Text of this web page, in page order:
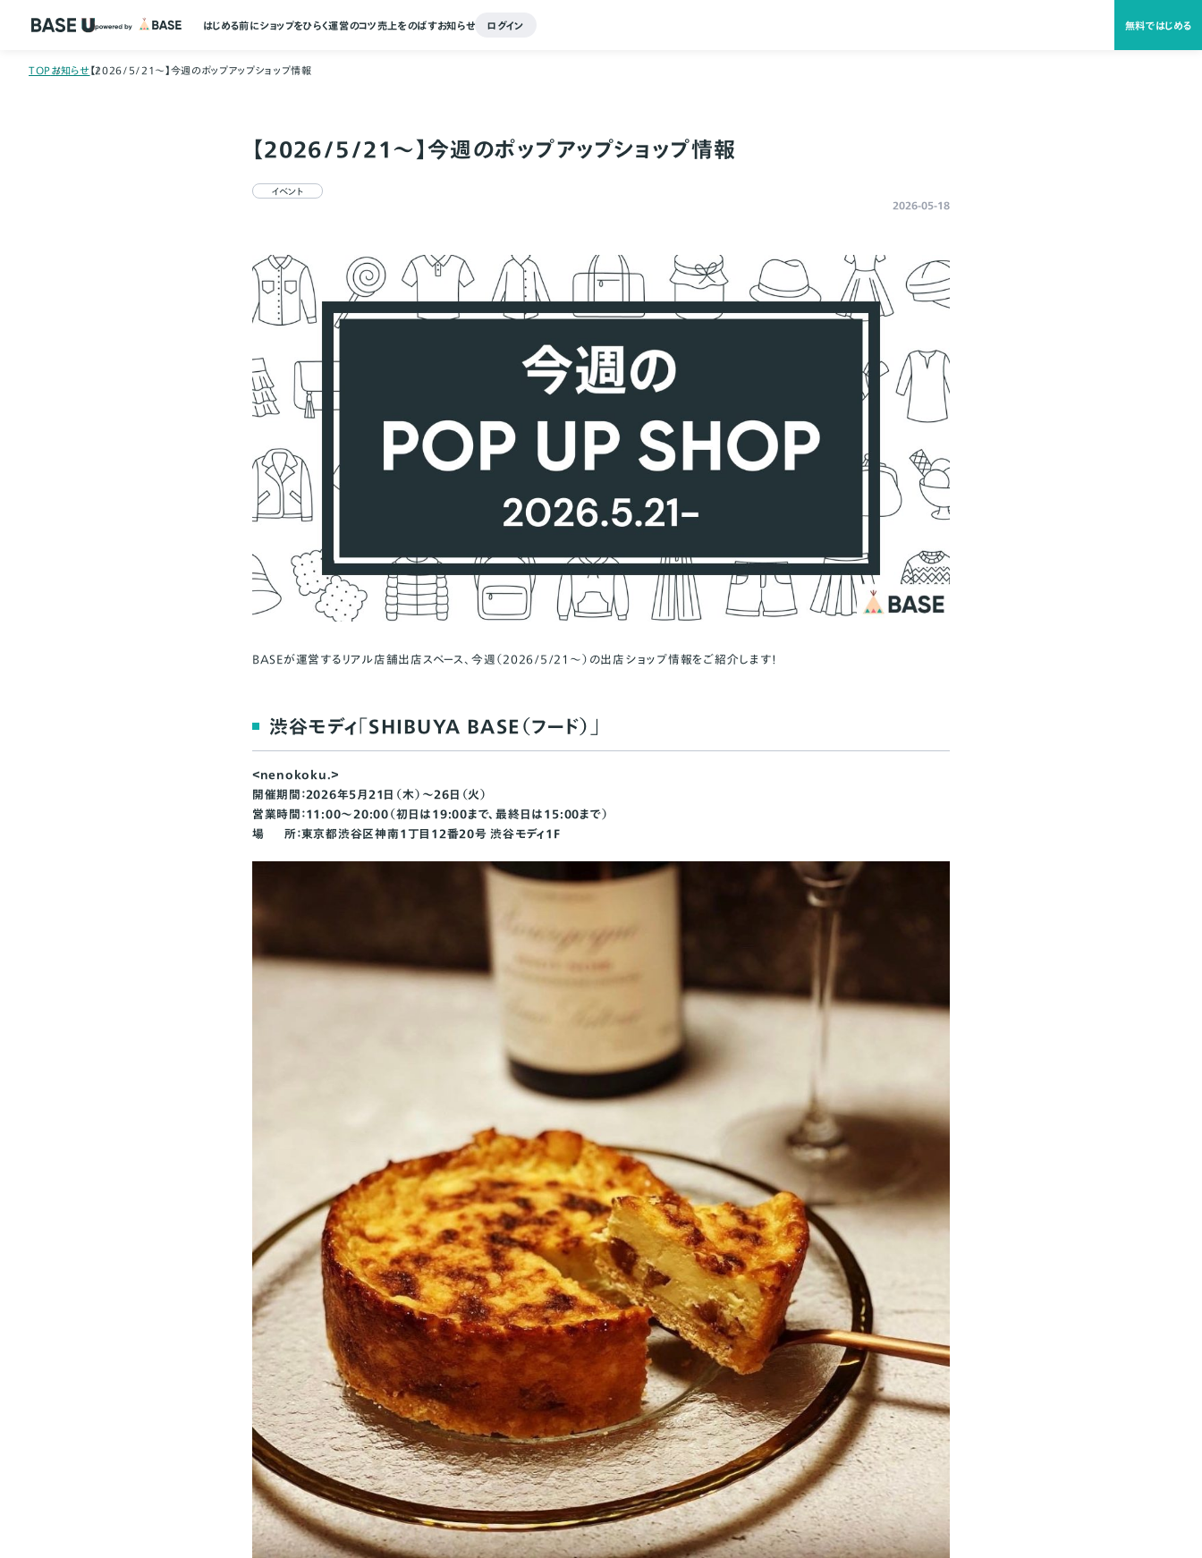
はじめる前にショップをひらく運営のコツ売上をのばすお知らせ ログイン 無料ではじめる
TOPお知らせ【2026/5/21～】今週のポップアップショップ情報
【2026/5/21～】今週のポップアップショップ情報
イベント
2026-05-18
BASEが運営するリアル店舗出店スペース、今週（2026/5/21〜）の出店ショップ情報をご紹介します！
渋谷モディ「SHIBUYA BASE（フード）」
＜nenokoku.＞
開催期間：2026年5月21日（木）～26日（火）
営業時間：11:00～20:00（初日は19:00まで、最終日は15:00まで）
場 所：東京都渋谷区神南1丁目12番20号 渋谷モディ1F